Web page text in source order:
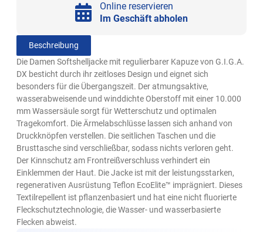
Online reservieren
Im Geschäft abholen
Beschreibung
Die Damen Softshelljacke mit regulierbarer Kapuze von G.I.G.A.
DX besticht durch ihr zeitloses Design und eignet sich
besonders für die Übergangszeit. Der atmungsaktive,
wasserabweisende und winddichte Oberstoff mit einer 10.000
mm Wassersäule sorgt für Wetterschutz und optimalen
Tragekomfort. Die Ärmelabschlüsse lassen sich anhand von
Druckknöpfen verstellen. Die seitlichen Taschen und die
Brusttasche sind verschließbar, sodass nichts verloren geht.
Der Kinnschutz am Frontreißverschluss verhindert ein
Einklemmen der Haut. Die Jacke ist mit der leistungsstarken,
regenerativen Ausrüstung Teflon EcoElite™ imprägniert. Dieses
Textilrepellent ist pflanzenbasiert und hat eine nicht fluorierte
Fleckschutztechnologie, die Wasser- und wasserbasierte
Flecken abweist.